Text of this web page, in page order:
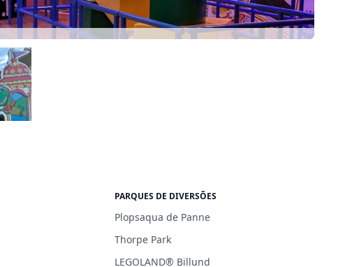
PARQUES DE DIVERSÕES
Plopsaqua de Panne
Thorpe Park
LEGOLAND® Billund